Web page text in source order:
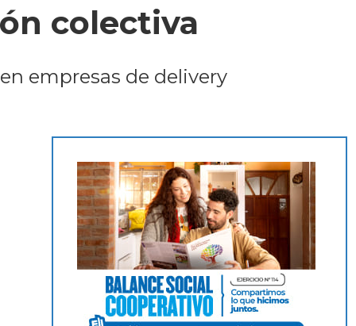
colectiva
empresas de delivery